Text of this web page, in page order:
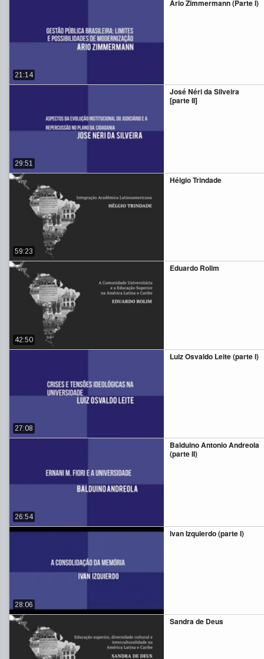
Ário Zimmermann (Parte I)
21:14
José Néri da Silveira
[parte II]
29:51
Hélgio Trindade
59:23
Eduardo Rolim
42:50
Luiz Osvaldo Leite (parte I)
27:08
Balduino Antonio Andreola
(parte II)
26:54
Ivan Izquierdo (parte I)
28:06
Sandra de Deus